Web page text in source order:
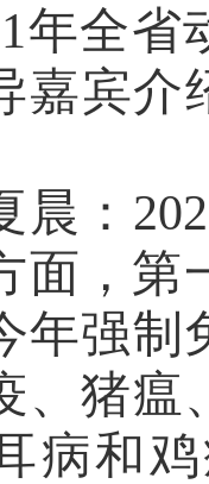
年全
嘉宾介
晨：
面，第
年强制
、猪瘟
病和鸡